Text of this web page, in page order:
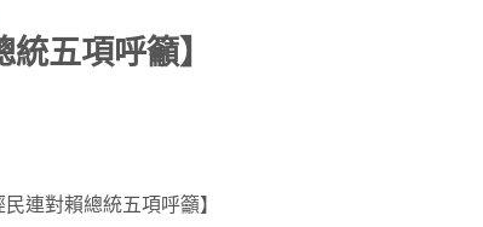
五項呼籲】
民連對賴總統五項呼籲】